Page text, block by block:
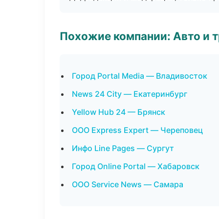
Похожие компании: Авто и
Город Portal Media — Владивосток
News 24 City — Екатеринбург
Yellow Hub 24 — Брянск
ООО Express Expert — Череповец
Инфо Line Pages — Сургут
Город Online Portal — Хабаровск
ООО Service News — Самара